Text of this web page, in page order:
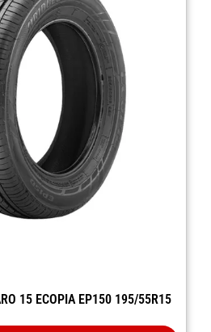
15 ECOPIA EP150 195/55R15